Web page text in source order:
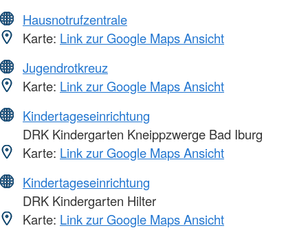
Hausnotrufzentrale
Karte: Link zur Google Maps Ansicht
Jugendrotkreuz
Karte: Link zur Google Maps Ansicht
Kindertageseinrichtung
DRK Kindergarten Kneippzwerge Bad Iburg
Karte: Link zur Google Maps Ansicht
Kindertageseinrichtung
DRK Kindergarten Hilter
Karte: Link zur Google Maps Ansicht